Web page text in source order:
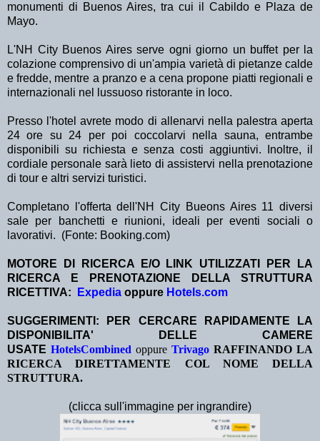
monumenti di Buenos Aires, tra cui il Cabildo e Plaza de
Mayo.
L'NH City Buenos Aires serve ogni giorno un buffet per la
colazione comprensivo di un'ampia varietà di pietanze calde
e fredde, mentre a pranzo e a cena propone piatti regionali e
internazionali nel lussuoso ristorante in loco.
Presso l'hotel avrete modo di allenarvi nella palestra aperta
24 ore su 24 per poi coccolarvi nella sauna, entrambe
disponibili su richiesta e senza costi aggiuntivi. Inoltre, il
cordiale personale sarà lieto di assistervi nella prenotazione
di tour e altri servizi turistici.
Completano l'offerta dell'NH City Bueons Aires 11 diversi
sale per banchetti e riunioni, ideali per eventi sociali o
lavorativi. (Fonte: Booking.com)
MOTORE DI RICERCA E/O LINK UTILIZZATI PER LA
RICERCA E PRENOTAZIONE DELLA STRUTTURA
RICETTIVA:
Expedia oppure Hotels.com
SUGGERIMENTI: PER CERCARE RAPIDAMENTE LA
DISPONIBILITA' DELLE CAMERE
USATE HotelsCombined oppure Trivago RAFFINANDO LA
RICERCA DIRETTAMENTE COL NOME DELLA
STRUTTURA.
(clicca sull'immagine per ingrandire)